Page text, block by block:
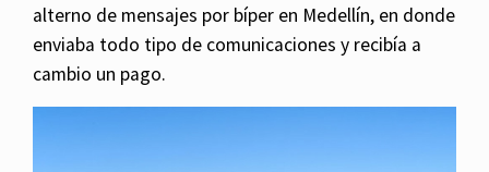
alterno de mensajes por bíper en Medellín, en donde
enviaba todo tipo de comunicaciones y recibía a
cambio un pago.